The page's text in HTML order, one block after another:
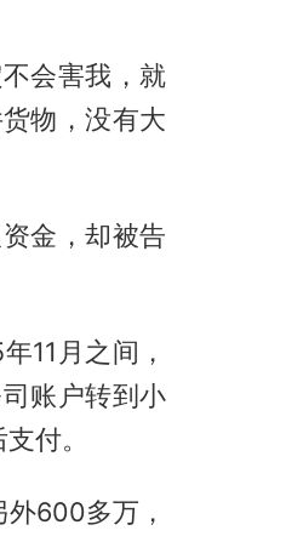
会害我，就
物，没有大
金，却被告
11月之间，
账户转到小
付。
外600多万，